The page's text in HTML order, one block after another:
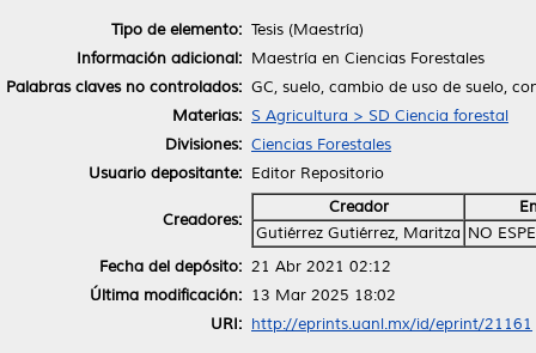
Tipo de elemento: Tesis (Maestría)
Información adicional: Maestría en Ciencias Forestales
Palabras claves no controlados: GC, suelo, cambio de uso de suelo,
Materias: S Agricultura > SD Ciencia forestal
Divisiones: Ciencias Forestales
Usuario depositante: Editor Repositorio
Creadores:
Creador
Gutiérrez Gutiérrez, Maritza NO
Fecha del depósito: 21 Abr 2021 02:12
Última modificación: 13 Mar 2025 18:02
URI: http://eprints.uanl.mx/id/eprint/21161